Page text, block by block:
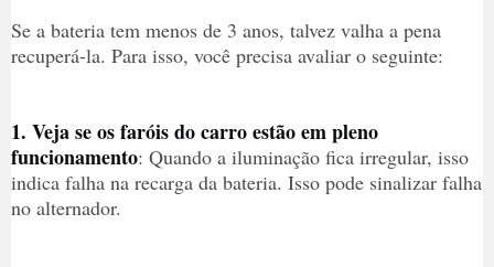
Se a bateria tem menos de 3 anos, talvez valha a pena
recuperá-la. Para isso, você precisa avaliar o seguinte:
1. Veja se os faróis do carro estão em pleno
funcionamento: Quando a iluminação fica irregular, isso
indica falha na recarga da bateria. Isso pode sinalizar falha
no alternador.